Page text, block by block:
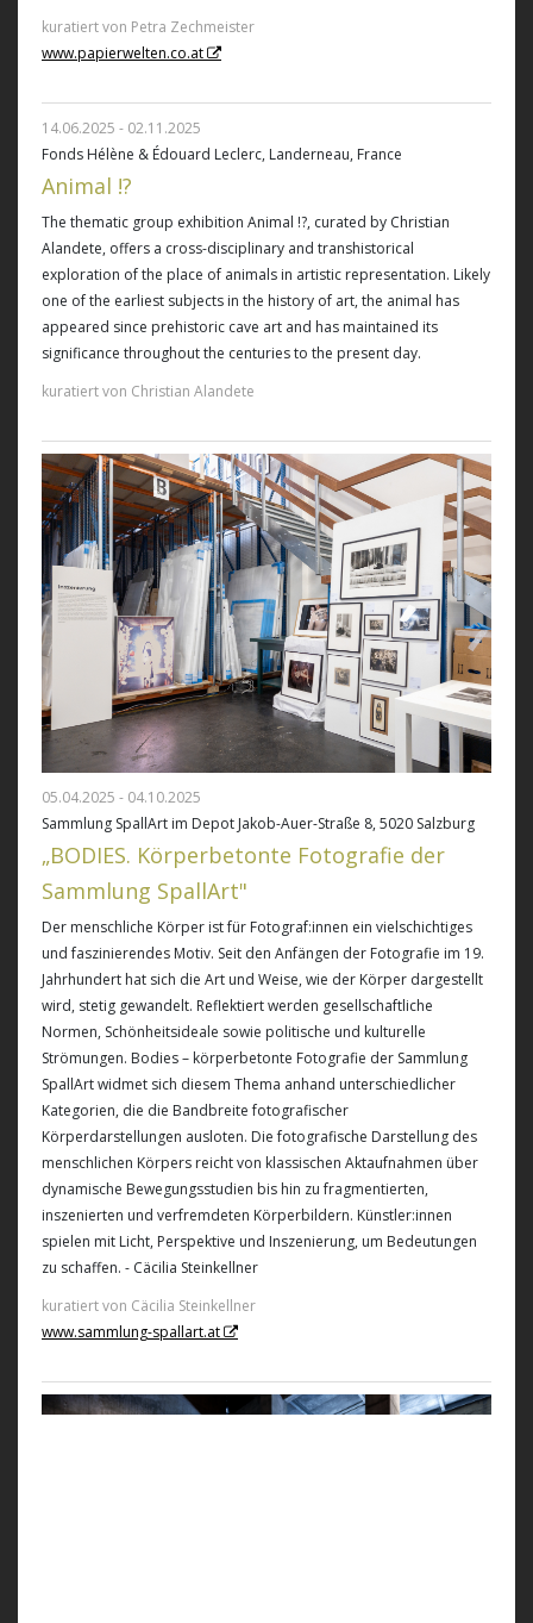
kuratiert von Petra Zechmeister
www.papierwelten.co.at
14.06.2025 - 02.11.2025
Fonds Hélène & Édouard Leclerc, Landerneau, France
Animal !?
The thematic group exhibition Animal !?, curated by Christian
Alandete, offers a cross-disciplinary and transhistorical
exploration of the place of animals in artistic representation. Likely
one of the earliest subjects in the history of art, the animal has
appeared since prehistoric cave art and has maintained its
significance throughout the centuries to the present day.
kuratiert von Christian Alandete
05.04.2025 - 04.10.2025
Sammlung SpallArt im Depot Jakob-Auer-Straße 8, 5020 Salzburg
„BODIES. Körperbetonte Fotografie der
Sammlung SpallArt"
Der menschliche Körper ist für Fotograf:innen ein vielschichtiges
und faszinierendes Motiv. Seit den Anfängen der Fotografie im 19.
Jahrhundert hat sich die Art und Weise, wie der Körper dargestellt
wird, stetig gewandelt. Reflektiert werden gesellschaftliche
Normen, Schönheitsideale sowie politische und kulturelle
Strömungen. Bodies – körperbetonte Fotografie der Sammlung
SpallArt widmet sich diesem Thema anhand unterschiedlicher
Kategorien, die die Bandbreite fotografischer
Körperdarstellungen ausloten. Die fotografische Darstellung des
menschlichen Körpers reicht von klassischen Aktaufnahmen über
dynamische Bewegungsstudien bis hin zu fragmentierten,
inszenierten und verfremdeten Körperbildern. Künstler:innen
spielen mit Licht, Perspektive und Inszenierung, um Bedeutungen
zu schaffen. - Cäcilia Steinkellner
kuratiert von Cäcilia Steinkellner
www.sammlung-spallart.at